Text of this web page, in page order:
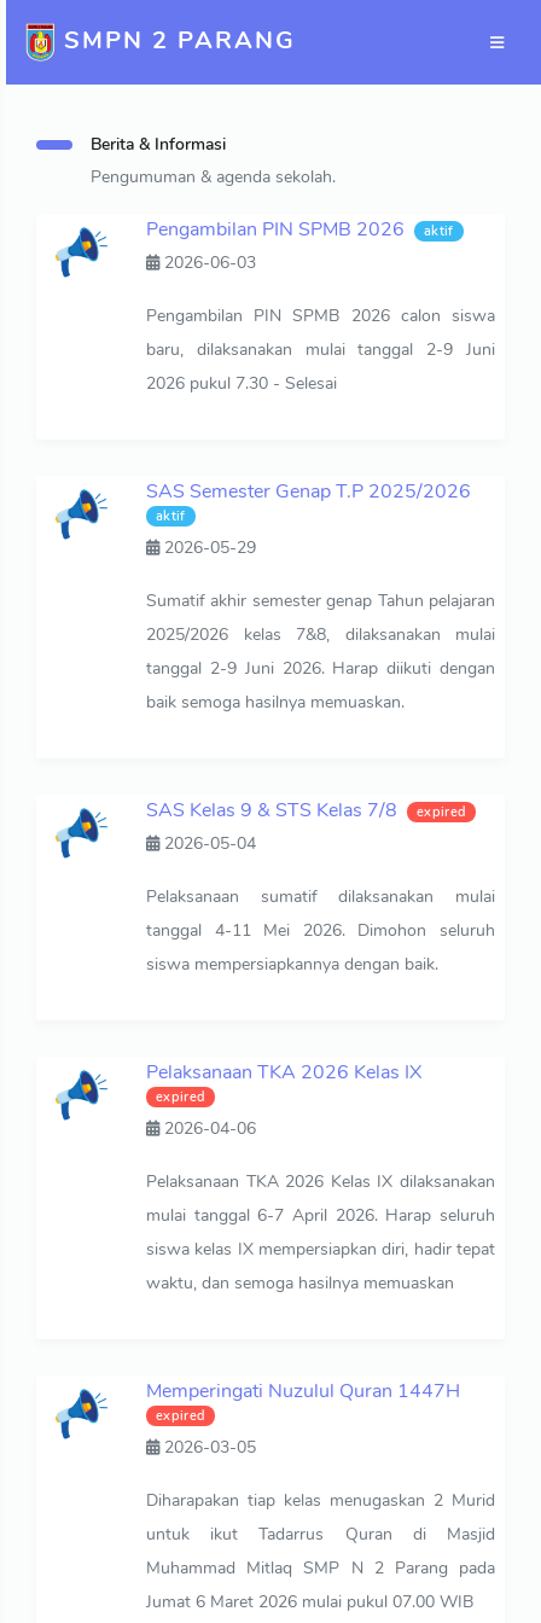
SMPN 2 PARANG
Berita & Informasi
Pengumuman & agenda sekolah.
Pengambilan PIN SPMB 2026 aktif
2026-06-03
Pengambilan PIN SPMB 2026 calon siswa
baru, dilaksanakan mulai tanggal 2-9 Juni
2026 pukul 7.30 - Selesai
SAS Semester Genap T.P 2025/2026
aktif
2026-05-29
Sumatif akhir semester genap Tahun pelajaran
2025/2026 kelas 7&8, dilaksanakan mulai
tanggal 2-9 Juni 2026. Harap diikuti dengan
baik semoga hasilnya memuaskan.
SAS Kelas 9 & STS Kelas 7/8 expired
2026-05-04
Pelaksanaan sumatif dilaksanakan mulai
tanggal 4-11 Mei 2026. Dimohon seluruh
siswa mempersiapkannya dengan baik.
Pelaksanaan TKA 2026 Kelas IX
expired
2026-04-06
Pelaksanaan TKA 2026 Kelas IX dilaksanakan
mulai tanggal 6-7 April 2026. Harap seluruh
siswa kelas IX mempersiapkan diri, hadir tepat
waktu, dan semoga hasilnya memuaskan
Memperingati Nuzulul Quran 1447H
expired
2026-03-05
Diharapakan tiap kelas menugaskan 2 Murid
untuk ikut Tadarrus Quran di Masjid
Muhammad Mitlaq SMP N 2 Parang pada
Jumat 6 Maret 2026 mulai pukul 07.00 WIB